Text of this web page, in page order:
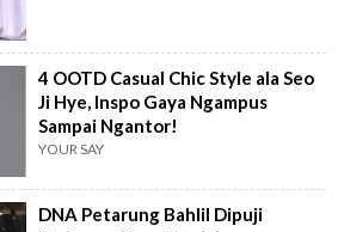
4 OOTD Casual Chic Style ala Seo
Ji Hye, Inspo Gaya Ngampus
Sampai Ngantor!
YOUR SAY
DNA Petarung Bahlil Dipuji